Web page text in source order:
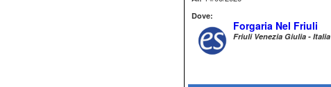
Dove:
Forgaria Nel Friuli
Friuli Venezia Giulia - Italia